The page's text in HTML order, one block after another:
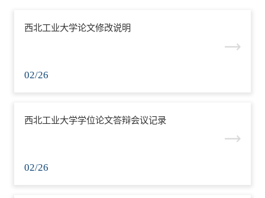
西北工业大学论文修改说明
02/26
西北工业大学学位论文答辩会议记录
02/26